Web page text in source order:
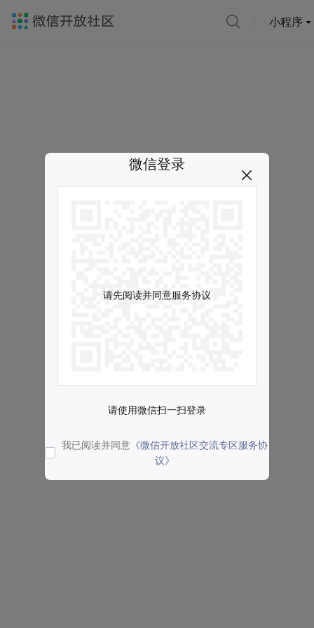
小程序
微信登录
请先阅读并同意服务协议
请使用微信扫一扫登录
我已阅读并同意 《微信开放社区交流专区服务协
议》